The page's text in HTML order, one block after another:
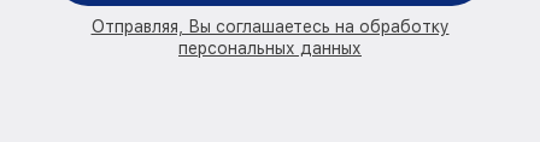
Отправляя, Вы соглашаетесь на обработку
персональных данных